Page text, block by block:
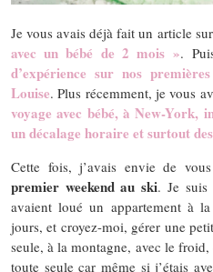
Je vous avais déjà fait un article sur
avec un bébé de 2 mois ».
d’expérience sur nos
Louise. Plus récemment, je vous
voyage avec bébé, à New-
un décalage horaire et surtout
Cette fois, j’avais envie de
premier weekend au ski. Je suis
avaient loué un appartement à
jours, et croyez-moi, gérer une
seule, à la montagne, avec le
toute seule car même si j’étais